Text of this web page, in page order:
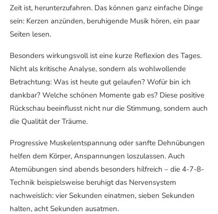
Zeit ist, herunterzufahren. Das können ganz einfache Dinge
sein: Kerzen anzünden, beruhigende Musik hören, ein paar
Seiten lesen.
Besonders wirkungsvoll ist eine kurze Reflexion des Tages.
Nicht als kritische Analyse, sondern als wohlwollende
Betrachtung: Was ist heute gut gelaufen? Wofür bin ich
dankbar? Welche schönen Momente gab es? Diese positive
Rückschau beeinflusst nicht nur die Stimmung, sondern auch
die Qualität der Träume.
Progressive Muskelentspannung oder sanfte Dehnübungen
helfen dem Körper, Anspannungen loszulassen. Auch
Atemübungen sind abends besonders hilfreich – die 4-7-8-
Technik beispielsweise beruhigt das Nervensystem
nachweislich: vier Sekunden einatmen, sieben Sekunden
halten, acht Sekunden ausatmen.